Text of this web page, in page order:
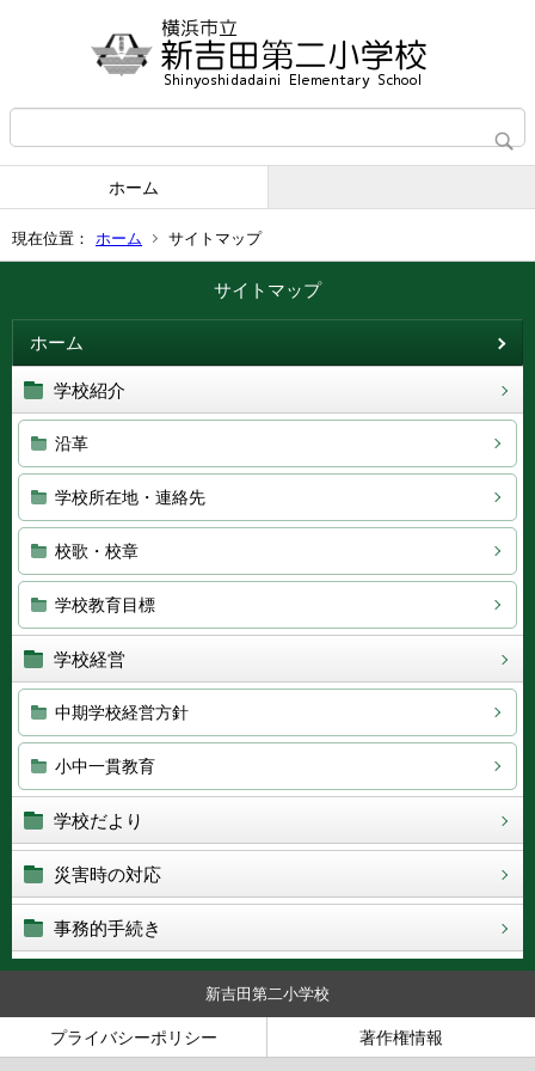
ホーム
現在位置： ホーム サイトマップ
サイトマップ
ホーム
学校紹介
沿革
学校所在地・連絡先
校歌・校章
学校教育目標
学校経営
中期学校経営方針
小中一貫教育
学校だより
災害時の対応
事務的手続き
新吉田第二小学校
プライバシーポリシー 著作権情報